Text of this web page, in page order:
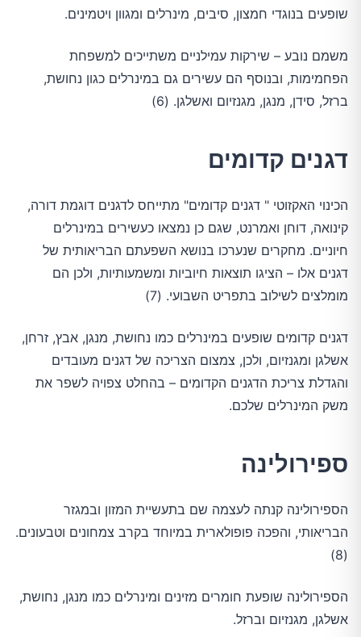
שופעים בנוגדי חמצון, סיבים, מינרלים ומגוון ויטמינים.
משמם נובע – שירקות עמילניים משתייכים למשפחת
הפחמימות, ובנוסף הם עשירים גם במינרלים כגון נחושת,
ברזל, סידן, מנגן, מגנזיום ואשלגן. (6)
דגנים קדומים
הכינוי האקזוטי " דגנים קדומים" מתייחס לדגנים דוגמת דורה,
קינואה, דוחן ואמרנט, שגם כן נמצאו כעשירים במינרלים
חיוניים. מחקרים שנערכו בנושא השפעתם הבריאותית של
דגנים אלו – הציגו תוצאות חיוביות ומשמעותיות, ולכן הם
מומלצים לשילוב בתפריט השבועי. (7)
דגנים קדומים שופעים במינרלים כמו נחושת, מנגן, אבץ, זרחן,
אשלגן ומגנזיום, ולכן, צמצום הצריכה של דגנים מעובדים
והגדלת צריכת הדגנים הקדומים – בהחלט צפויה לשפר את
משק המינרלים שלכם.
ספירולינה
הספירולינה קנתה לעצמה שם בתעשיית המזון ובמגזר
הבריאותי, והפכה פופולארית במיוחד בקרב צמחונים וטבעונים.
(8)
הספירולינה שופעת חומרים מזינים ומינרלים כמו מנגן, נחושת,
אשלגן, מגנזיום וברזל.